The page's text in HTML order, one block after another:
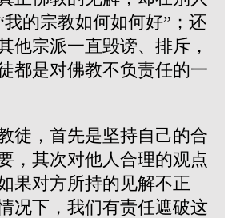
的宗教如何如何好”；还
他宗派一直毁谤、排斥，
都是对佛教不负责任的一
徒，首先是坚持自己的合
，其次对他人合理的观点
果对方所持的见解不正
况下，我们有责任遮破这